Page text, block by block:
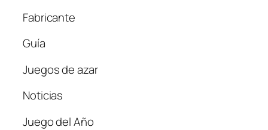
Fabricante
Guía
Juegos de azar
Noticias
Juego del Año